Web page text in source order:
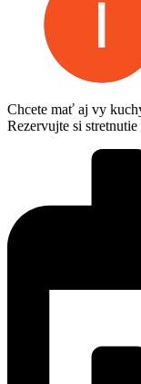
Chcete mať aj vy
Rezervujte si